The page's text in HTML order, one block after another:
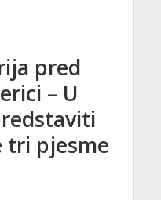
pred
– U
tri pjesme